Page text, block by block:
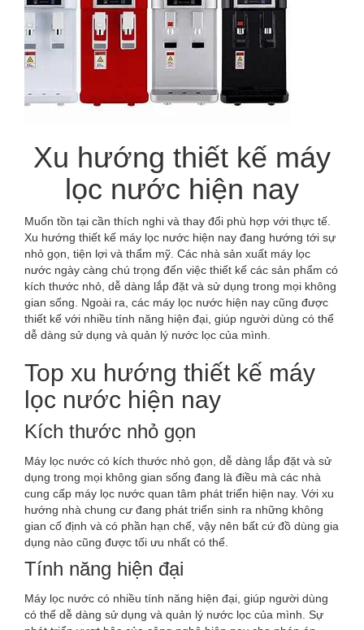
Xu hướng thiết kế máy
lọc nước hiện nay
Muốn tồn tại cần thích nghi và thay đổi phù hợp với thực tế.
Xu hướng thiết kế máy lọc nước hiện nay đang hướng tới sự
nhỏ gọn, tiện lợi và thẩm mỹ. Các nhà sản xuất máy lọc
nước ngày càng chú trọng đến việc thiết kế các sản phẩm có
kích thước nhỏ, dễ dàng lắp đặt và sử dụng trong mọi không
gian sống. Ngoài ra, các máy lọc nước hiện nay cũng được
thiết kế với nhiều tính năng hiện đại, giúp người dùng có thể
dễ dàng sử dụng và quản lý nước lọc của mình.
Top xu hướng thiết kế máy
lọc nước hiện nay
Kích thước nhỏ gọn
Máy lọc nước có kích thước nhỏ gọn, dễ dàng lắp đặt và sử
dụng trong mọi không gian sống đang là điều mà các nhà
cung cấp máy lọc nước quan tâm phát triển hiện nay. Với xu
hướng nhà chung cư đang phát triển sinh ra những không
gian cố định và có phần hạn chế, vậy nên bất cứ đồ dùng gia
dụng nào cũng được tối ưu nhất có thể.
Tính năng hiện đại
Máy lọc nước có nhiều tính năng hiện đại, giúp người dùng
có thể dễ dàng sử dụng và quản lý nước lọc của mình. Sự